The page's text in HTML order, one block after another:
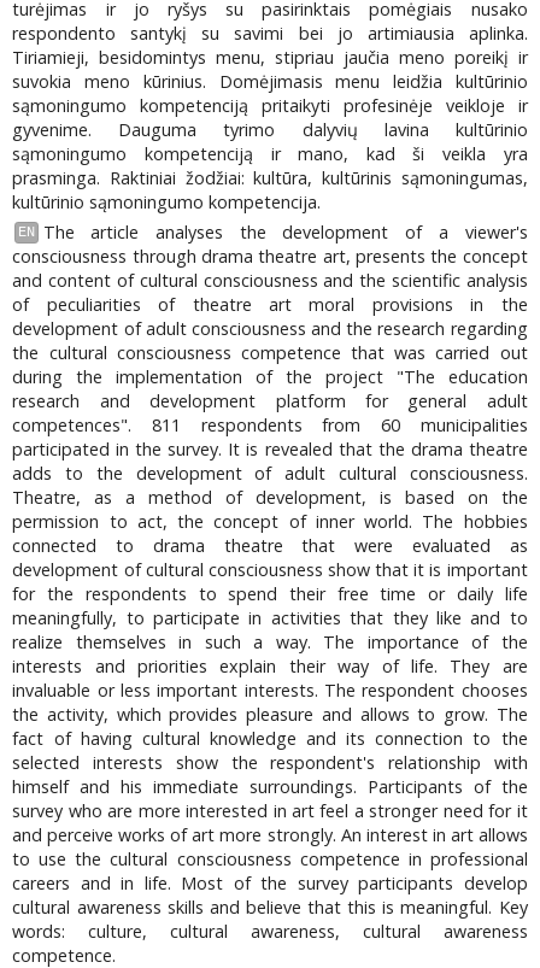
turėjimas ir jo ryšys su pasirinktais pomėgiais nusako
respondento santykį su savimi bei jo artimiausia aplinka.
Tiriamieji, besidomintys menu, stipriau jaučia meno poreikį ir
suvokia meno kūrinius. Domėjimasis menu leidžia kultūrinio
sąmoningumo kompetenciją pritaikyti profesinėje veikloje ir
gyvenime. Dauguma tyrimo dalyvių lavina kultūrinio
sąmoningumo kompetenciją ir mano, kad ši veikla yra
prasminga. Raktiniai žodžiai: kultūra, kultūrinis sąmoningumas,
kultūrinio sąmoningumo kompetencija.
EN
The article analyses the development of a viewer's
consciousness through drama theatre art, presents the concept
and content of cultural consciousness and the scientific analysis
of peculiarities of theatre art moral provisions in the
development of adult consciousness and the research regarding
the cultural consciousness competence that was carried out
during the implementation of the project "The education
research and development platform for general adult
competences". 811 respondents from 60 municipalities
participated in the survey. It is revealed that the drama theatre
adds to the development of adult cultural consciousness.
Theatre, as a method of development, is based on the
permission to act, the concept of inner world. The hobbies
connected to drama theatre that were evaluated as
development of cultural consciousness show that it is important
for the respondents to spend their free time or daily life
meaningfully, to participate in activities that they like and to
realize themselves in such a way. The importance of the
interests and priorities explain their way of life. They are
invaluable or less important interests. The respondent chooses
the activity, which provides pleasure and allows to grow. The
fact of having cultural knowledge and its connection to the
selected interests show the respondent's relationship with
himself and his immediate surroundings. Participants of the
survey who are more interested in art feel a stronger need for it
and perceive works of art more strongly. An interest in art allows
to use the cultural consciousness competence in professional
careers and in life. Most of the survey participants develop
cultural awareness skills and believe that this is meaningful. Key
words: culture, cultural awareness, cultural awareness
competence.